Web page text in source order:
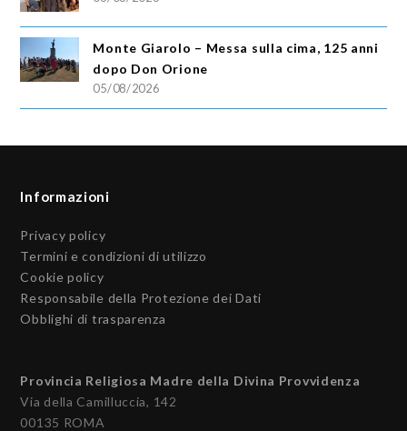
Monte Giarolo – Messa sulla cima, 125 anni
dopo Don Orione
05/08/2026
Informazioni
Privacy policy
Termini e condizioni di utilizzo
Cookie policy
Responsabile della Protezione dei Dati
Obblighi di trasparenza
Provincia Religiosa Madre della Divina Provvidenza
Via della Camilluccia, 142
00135 ROMA